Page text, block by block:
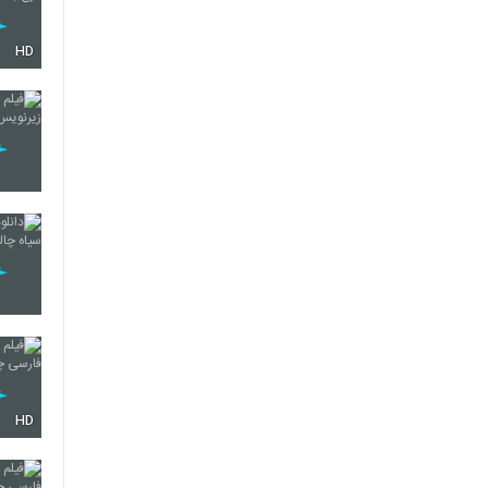
HD
HD